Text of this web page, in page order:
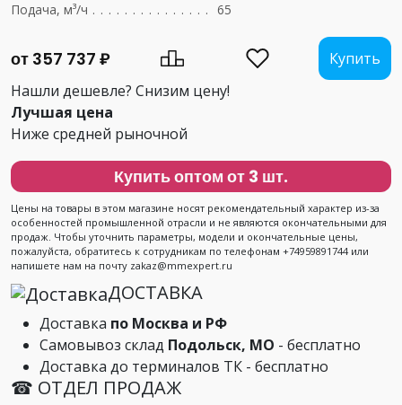
Подача, м³/ч
65
от 357 737 ₽
Купить
Нашли дешевле? Снизим цену!
Лучшая цена
Ниже средней рыночной
Купить оптом от 3 шт.
Цены на товары в этом магазине носят рекомендательный характер из-за
особенностей промышленной отрасли и не являются окончательными для
продаж. Чтобы уточнить параметры, модели и окончательные цены,
пожалуйста, обратитесь к сотрудникам по телефонам +74959891744 или
напишете нам на почту zakaz@mmexpert.ru
ДОСТАВКА
Доставка по Москва и РФ
Самовывоз склад Подольск, МО - бесплатно
Доставка до терминалов ТК - бесплатно
☎ ОТДЕЛ ПРОДАЖ